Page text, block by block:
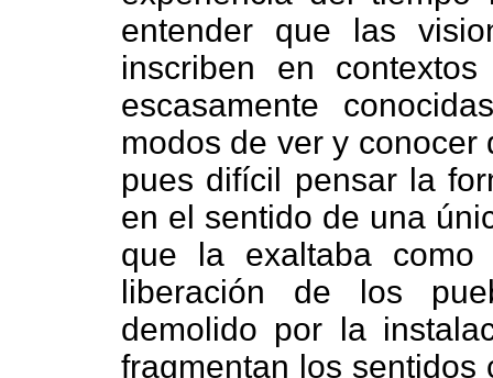
entender que las
inscriben en
escasamente
modos de ver y
pues difícil pensar la
en el sentido de una
que la exaltaba como
liberación de los
demolido por la
fragmentan los sentidos